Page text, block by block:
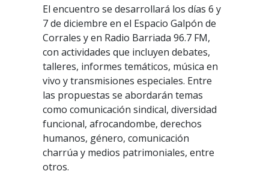
El encuentro se desarrollará los días 6 y
7 de diciembre en el Espacio Galpón de
Corrales y en Radio Barriada 96.7 FM,
con actividades que incluyen debates,
talleres, informes temáticos, música en
vivo y transmisiones especiales. Entre
las propuestas se abordarán temas
como comunicación sindical, diversidad
funcional, afrocandombe, derechos
humanos, género, comunicación
charrúa y medios patrimoniales, entre
otros.